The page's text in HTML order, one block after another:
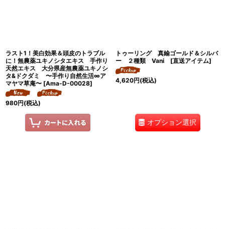
ラスト1！美白効果＆頭皮のトラブル
に！無農薬ユキノシタエキス 手作り
天然エキス 大分県産無農薬ユキノシ
タ&ドクダミ 〜手作り自然生活∞ア
マヤマ草庵〜 [Ama-D-00028]
980円(税込)
トゥーリング 真鍮ゴールド＆シルバ
ー ２種類 Vani [直送アイテム]
4,620円(税込)
オプション選択